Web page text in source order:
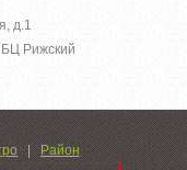
д.1
БЦ Рижский
| Район